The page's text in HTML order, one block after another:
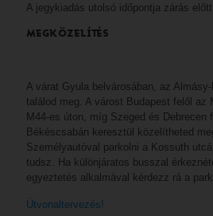
A jegykiadás utolsó időpontja zárás előtt
MEGKÖZELÍTÉS
A várat Gyula belvárosában, az
találod meg. A várost Budapest felől az
M44-es úton, míg Szeged és Debrecen
Békéscsabán keresztül közelítheted
Személyautóval parkolni a Kossuth
tudsz. Ha különjáratos busszal
egyeztetés alkalmával kérdezz rá a
Útvonaltervezés!